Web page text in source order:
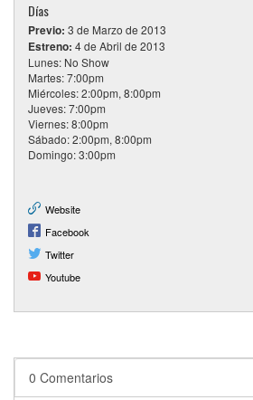
Días
Previo: 3 de Marzo de 2013
Estreno: 4 de Abril de 2013
Lunes: No Show
Martes: 7:00pm
Miércoles: 2:00pm, 8:00pm
Jueves: 7:00pm
Viernes: 8:00pm
Sábado: 2:00pm, 8:00pm
Domingo: 3:00pm
Website
Facebook
Twitter
Youtube
0 Comentarios